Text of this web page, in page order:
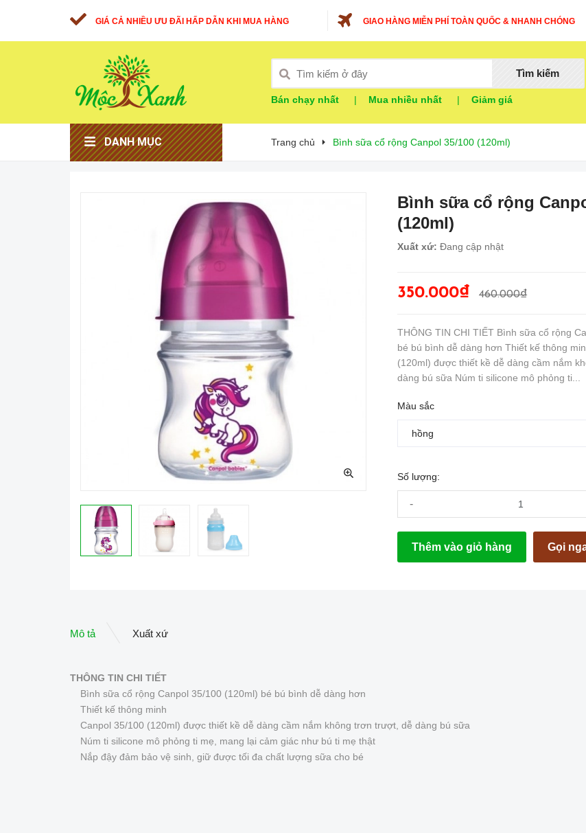
GIÁ CẢ NHIỀU ƯU ĐÃI HẤP DẪN KHI MUA HÀNG GIAO HÀNG MIỄN PHÍ TOÀN QUỐC & NHANH CHÓNG
Tìm kiếm
Bán chạy nhất | Mua nhiều nhất | Giảm giá
DANH MỤC Trang chủ Bình sữa cổ rộng Canpol 35/100 (120ml)
Bình sữa cổ rộng
(120ml)
Xuất xứ:Đang cập nhật
350.000₫ 460.000₫
THÔNG TIN CHI TIẾT Bình sữa cổ rộng
bé bú bình dễ dàng hơn Thiết kế thông
(120ml) được thiết kề dễ dàng cầm nắm
dàng bú sữa Núm ti silicone mô phỏng ti...
Màu sắc
Số lượng:
-
Thêm vào giỏ hàng Gọi
Mô tả Xuất xứ
THÔNG TIN CHI TIẾT
Bình sữa cổ rộng Canpol 35/100 (120ml) bé bú bình dễ dàng hơn
Thiết kế thông minh
Canpol 35/100 (120ml) được thiết kề dễ dàng cầm nắm không trơn trượt, dễ dàng bú sữa
Núm ti silicone mô phỏng ti mẹ, mang lại cảm giác như bú ti mẹ thật
Nắp đậy đảm bảo vệ sinh, giữ được tối đa chất lượng sữa cho bé